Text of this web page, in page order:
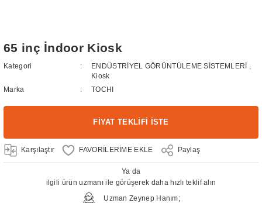
65 inç İndoor Kiosk
Kategori ENDÜSTRİYEL GÖRÜNTÜLEME SİSTEMLERİ
Kiosk
Marka
TOCHI
FİYAT TEKLİFİ İSTE
Karşılaştır Paylaş
Ya da
ilgili ürün uzmanı ile görüşerek daha hızlı teklif alın
Uzman Zeynep Hanım;